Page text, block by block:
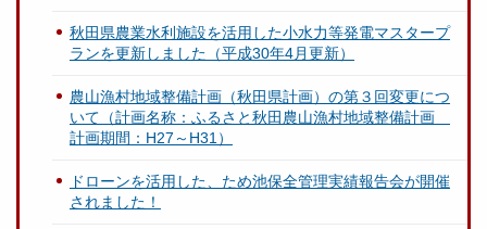
秋田県農業水利施設を活用した小水力等発電マスタープ
ランを更新しました（平成30年4月更新）
農山漁村地域整備計画（秋田県計画）の第３回変更につ
いて（計画名称：ふるさと秋田農山漁村地域整備計画
計画期間：H27～H31）
ドローンを活用した、ため池保全管理実績報告会が開催
されました！